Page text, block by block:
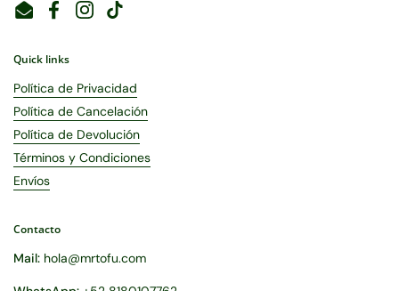
EmailFacebookInstagram
TikTok
Quick links
Política de Privacidad
Política de Cancelación
Política de Devolución
Términos y Condiciones
Envíos
Contacto
Mail: hola@mrtofu.com